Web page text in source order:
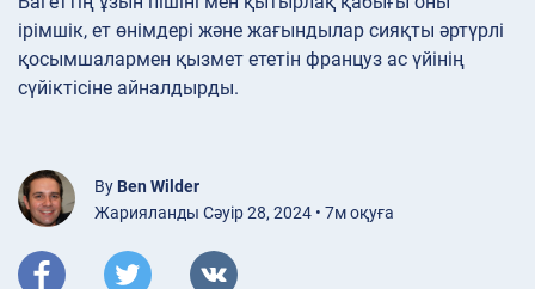
ірімшік, ет өнімдері және жағындылар сияқты әртүрлі
қосымшалармен қызмет ететін француз ас үйінің
сүйіктісіне айналдырды.
By Ben Wilder
Жарияланды Сәуір 28, 2024 • 7м оқуға